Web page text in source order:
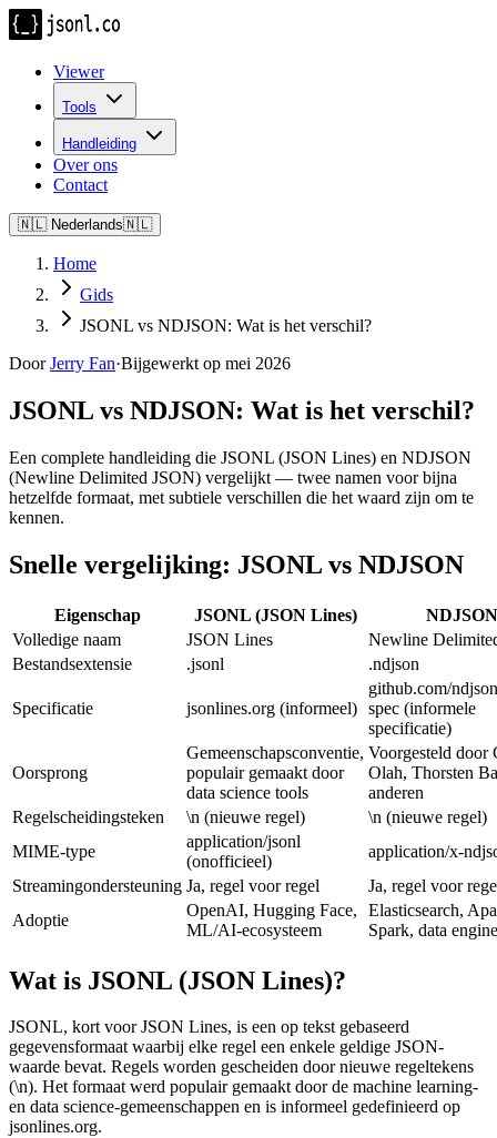
Viewer
Tools
Handleiding
Over ons
Contact
🇳🇱 Nederlands🇳🇱
Home
Gids
JSONL vs NDJSON: Wat is het verschil?
Door Jerry Fan·Bijgewerkt op mei 2026
JSONL vs NDJSON: Wat is het verschil?
Een complete handleiding die JSONL (JSON Lines) en NDJSON
(Newline Delimited JSON) vergelijkt — twee namen voor bijna
hetzelfde formaat, met subtiele verschillen die het waard zijn om te
kennen.
Snelle vergelijking: JSONL vs NDJSON
Eigenschap JSONL (JSON Lines)
NDJSON
Volledige naam
JSON Lines
Newline
Bestandsextensie
.jsonl .ndjson
Specificatie jsonlines.org (informeel)
github.com/
spec (informele
specificatie)
Oorsprong
Gemeenschapsconventie,
populair gemaakt door
data science tools
Voorgesteld door
Olah, Thorsten
anderen
Regelscheidingsteken
\n (nieuwe regel)
\n (nieuwe regel)
MIME-type
application/jsonl
(onofficieel)
application/x-
Streamingondersteuning Ja, regel voor regel
Ja, regel voor
Adoptie
OpenAI, Hugging Face,
ML/AI-ecosysteem
Elasticsearch,
Spark, data
Wat is JSONL (JSON Lines)?
JSONL, kort voor JSON Lines, is een op tekst gebaseerd
gegevensformaat waarbij elke regel een enkele geldige JSON-
waarde bevat. Regels worden gescheiden door nieuwe regeltekens
(\n). Het formaat werd populair gemaakt door de machine learning-
en data science-gemeenschappen en is informeel gedefinieerd op
jsonlines.org.